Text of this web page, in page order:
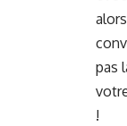
pas
!